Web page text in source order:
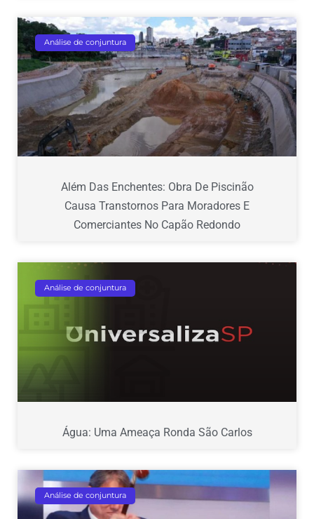
Análise de conjuntura
Além Das Enchentes: Obra De Piscinão
Causa Transtornos Para Moradores E
Comerciantes No Capão Redondo
Análise de conjuntura
Água: Uma Ameaça Ronda São Carlos
Análise de conjuntura